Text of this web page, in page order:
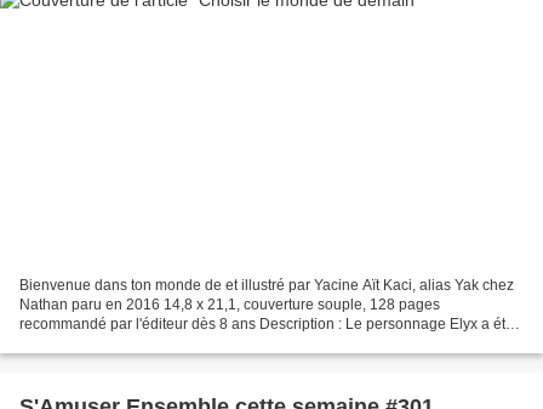
Bienvenue dans ton monde de et illustré par Yacine Aït Kaci, alias Yak chez
Nathan paru en 2016 14,8 x 21,1, couverture souple, 128 pages
recommandé par l'éditeur dès 8 ans Description : Le personnage Elyx a été